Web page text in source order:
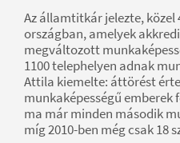
Az államtitkár jelezte, közel
országban, amelyek
megváltozott
1100 telephelyen adnak
Attila kiemelte: áttörést
munkaképességű
ma már minden második
míg 2010-ben még csak 18